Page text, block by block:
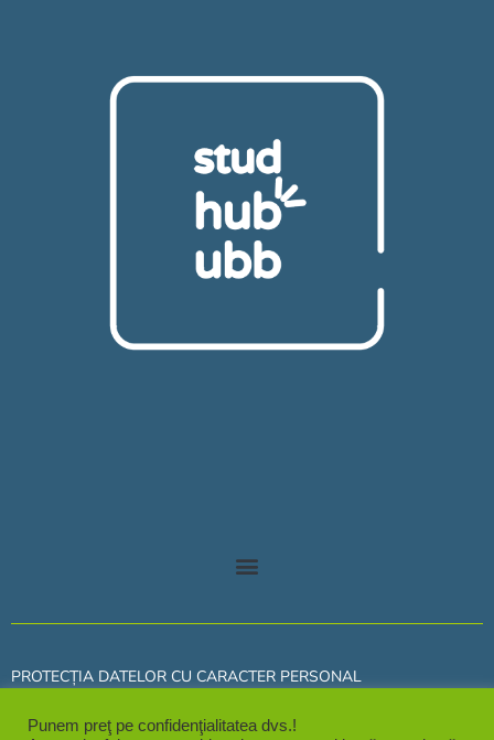
PROTECȚIA DATELOR CU CARACTER PERSONAL
POLITICA DE COOKIES
Punem preţ pe confidenţialitatea dvs.!